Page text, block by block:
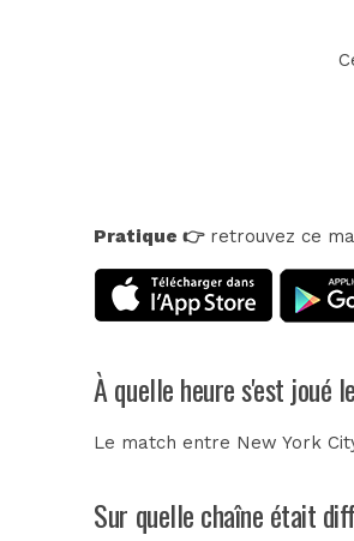
Pratique 👉retrouvez ce
À quelle heure s'est joué
Le match entre New York
Sur quelle chaîne était